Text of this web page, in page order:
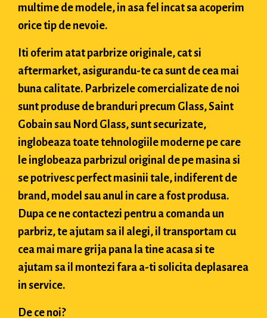
multime de modele, in asa fel incat sa acoperim
orice tip de nevoie.
Iti oferim atat parbrize originale, cat si
aftermarket, asigurandu-te ca sunt de cea mai
buna calitate. Parbrizele comercializate de noi
sunt produse de branduri precum Glass, Saint
Gobain sau Nord Glass, sunt securizate,
inglobeaza toate tehnologiile moderne pe care
le inglobeaza parbrizul original de pe masina si
se potrivesc perfect masinii tale, indiferent de
brand, model sau anul in care a fost produsa.
Dupa ce ne contactezi pentru a comanda un
parbriz, te ajutam sa il alegi, il transportam cu
cea mai mare grija pana la tine acasa si te
ajutam sa il montezi fara a-ti solicita deplasarea
in service.
De ce noi?